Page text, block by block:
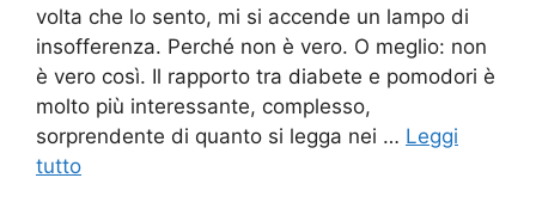
volta che lo sento, mi si accende un lampo di
insofferenza. Perché non è vero. O meglio: non
è vero così. Il rapporto tra diabete e pomodori è
molto più interessante, complesso,
sorprendente di quanto si legga nei … Leggi
tutto